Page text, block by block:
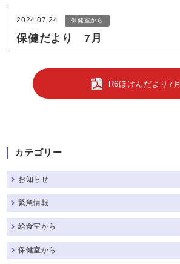
2024.07.24 保健室から
保健だより 7月
R6ほけんだより7月
カテゴリー
お知らせ
緊急情報
給食室から
保健室から